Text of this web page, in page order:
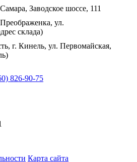
Заводское шоссе, 111
ул.
склада)
г. Кинель, ул. Первомайская,
826-90-75
Карта сайта